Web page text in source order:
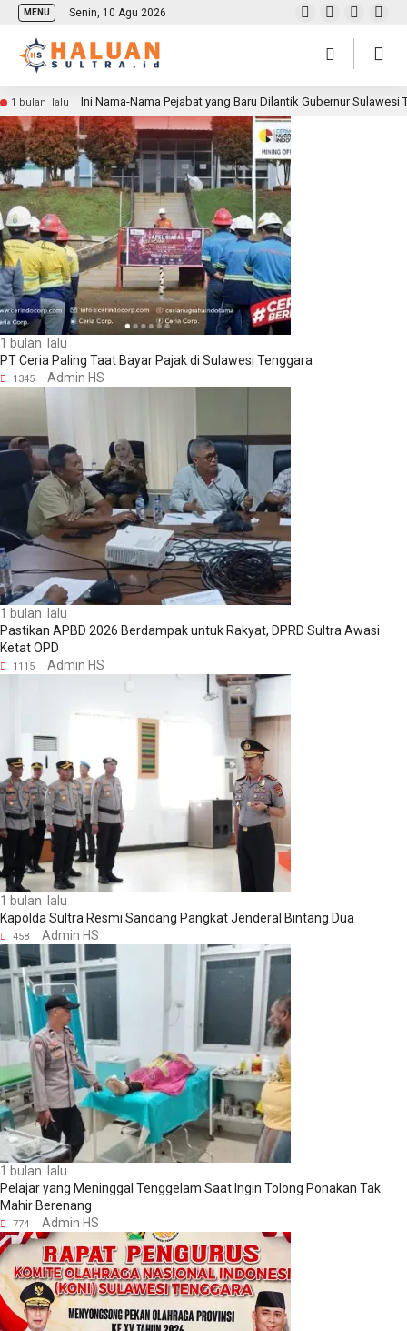
MENU Senin, 10 Agu 2026
1 bulan lalu Ini Nama-Nama Pejabat yang Baru Dilantik Gubernur Sulawesi
1 bulan lalu
PT Ceria Paling Taat Bayar Pajak di Sulawesi Tenggara
1345 Admin HS
1 bulan lalu
Pastikan APBD 2026 Berdampak untuk Rakyat, DPRD Sultra Awasi
Ketat OPD
1115 Admin HS
1 bulan lalu
Kapolda Sultra Resmi Sandang Pangkat Jenderal Bintang Dua
458 Admin HS
1 bulan lalu
Pelajar yang Meninggal Tenggelam Saat Ingin Tolong Ponakan Tak
Mahir Berenang
774 Admin HS